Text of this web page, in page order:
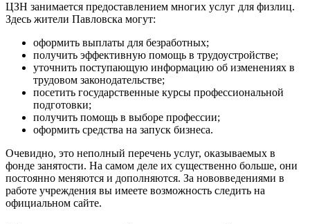
ЦЗН занимается предоставлением многих услуг для физлиц.
Здесь жители Павловска могут:
оформить выплаты для безработных;
получить эффективную помощь в трудоустройстве;
уточнить поступающую информацию об изменениях в
трудовом законодательстве;
посетить государственные курсы профессиональной
подготовки;
получить помощь в выборе профессии;
оформить средства на запуск бизнеса.
Очевидно, это неполный перечень услуг, оказываемых в
фонде занятости. На самом деле их существенно больше, они
постоянно меняются и дополняются. За нововведениями в
работе учреждения вы имеете возможность следить на
официальном сайте.